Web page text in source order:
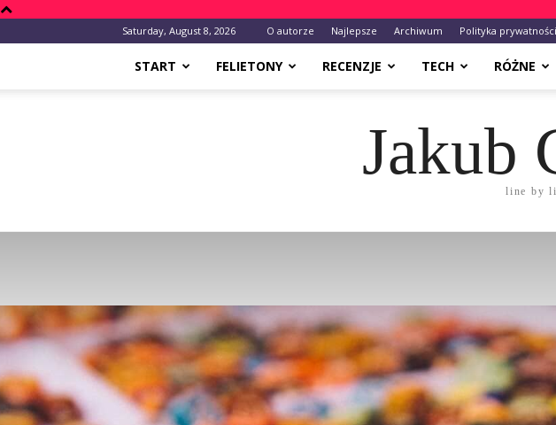
Saturday, August 8, 2026 O autorze Najlepsze Archiwum Polityka prywatności
START FELIETONY RECENZJE TECH RÓŻNE
Jakub
line by